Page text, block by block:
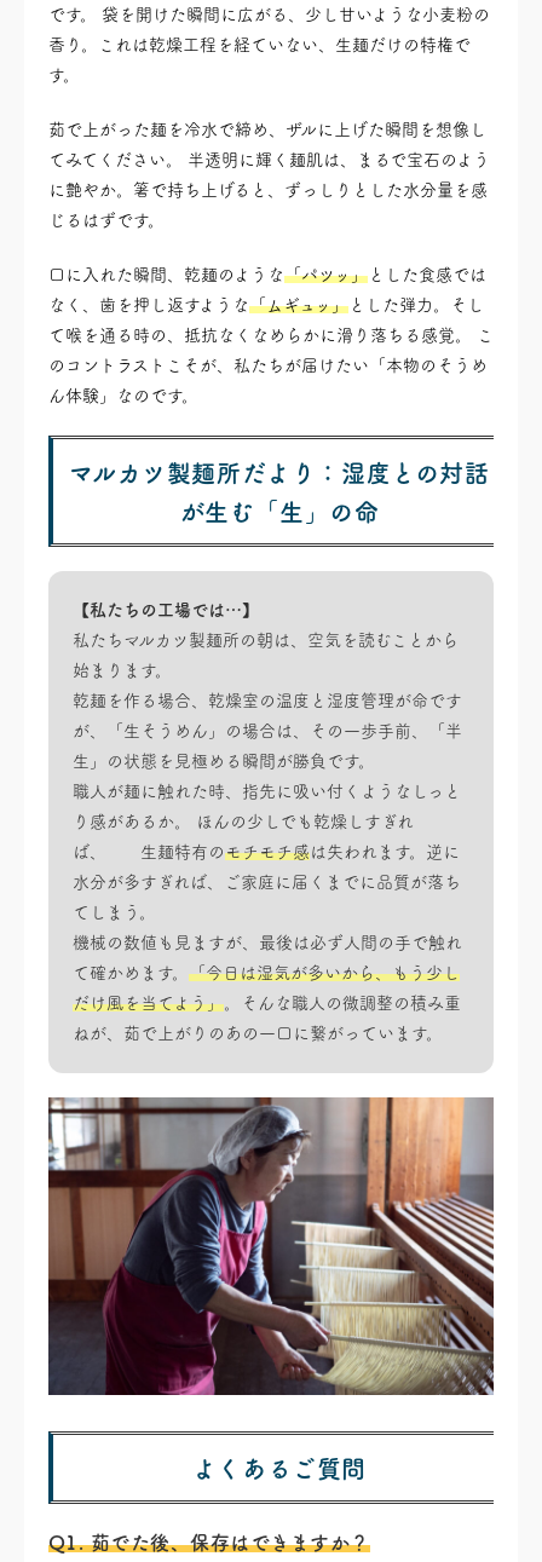
です。 袋を開けた瞬間に広がる、少し甘いような小麦粉の
香り。これは乾燥工程を経ていない、生麺だけの特権で
す。
茹で上がった麺を冷水で締め、ザルに上げた瞬間を想像し
てみてください。 半透明に輝く麺肌は、まるで宝石のよう
に艶やか。箸で持ち上げると、ずっしりとした水分量を感
じるはずです。
口に入れた瞬間、乾麺のような「パツッ」 とした食感では
なく、歯を押し返すような「ムギュッ」 とした弾力。そし
て喉を通る時の、抵抗なくなめらかに滑り落ちる感覚。 こ
のコントラストこそが、私たちが届けたい「本物のそうめ
ん体験」なのです。
マルカツ製麺所だより：湿度との対話
が生む「生」の命
【私たちの工場では…】
私たちマルカツ製麺所の朝は、空気を読むことから
始まります。
乾麺を作る場合、乾燥室の温度と湿度管理が命です
が、「生そうめん」の場合は、その一歩手前、「半
生」の状態を見極める瞬間が勝負です。
職人が麺に触れた時、指先に吸い付くようなしっと
り感があるか。 ほんの少しでも乾燥しすぎれ
ば、 生麺特有のモチモチ感は失われます。逆に
水分が多すぎれば、ご家庭に届くまでに品質が落ち
てしまう。
機械の数値も見ますが、最後は必ず人間の手で触れ
て確かめます。 「今日は湿気が多いから、もう少し
だけ風を当てよう」。そんな職人の微調整の積み重
ねが、茹で上がりのあの一口に繋がっています。
よくあるご質問
Q1. 茹でた後、保存はできますか？